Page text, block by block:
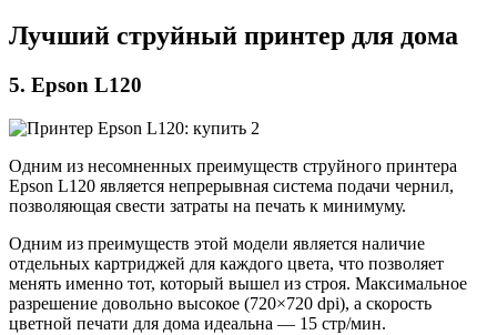
Лучший струйный принтер для дома
5. Epson L120
Одним из несомненных преимуществ струйного принтера
Epson L120 является непрерывная система подачи чернил,
позволяющая свести затраты на печать к минимуму.
Одним из преимуществ этой модели является наличие
отдельных картриджей для каждого цвета, что позволяет
менять именно тот, который вышел из строя. Максимальное
разрешение довольно высокое (720×720 dpi), а скорость
цветной печати для дома идеальна — 15 стр/мин.